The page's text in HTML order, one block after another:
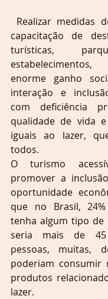
capacitação de
turísticas,
enorme ganho
interação e
com deficiência
qualidade de vida
iguais ao lazer,
todos.
O turismo
promover a
oportunidade
que no Brasil,
tenha algum tipo de
seria mais de
pessoas, muitas,
poderiam consumir
produtos
lazer.